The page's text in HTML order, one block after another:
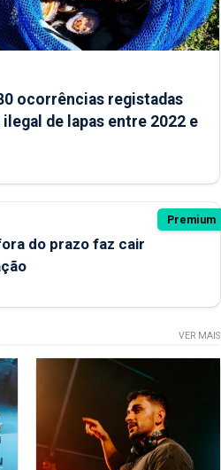
ocorrências registadas
ilegal de lapas entre 2022 e
Premium
do prazo faz cair
VER MAIS